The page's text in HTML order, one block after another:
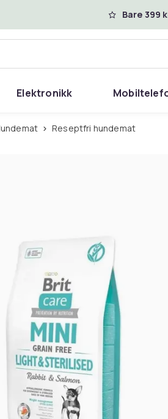
Bare 399
Elektronikk
Hundemat Reseptfri hundemat